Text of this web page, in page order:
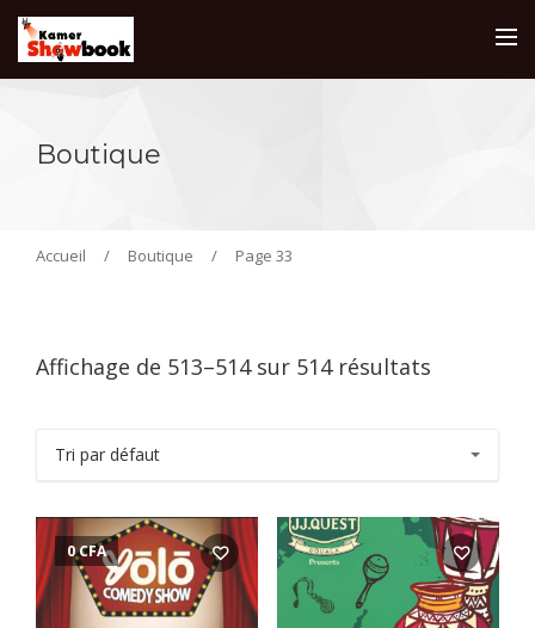
Boutique
Accueil / Boutique / Page 33
Affichage de 513–514 sur 514 résultats
0CFA